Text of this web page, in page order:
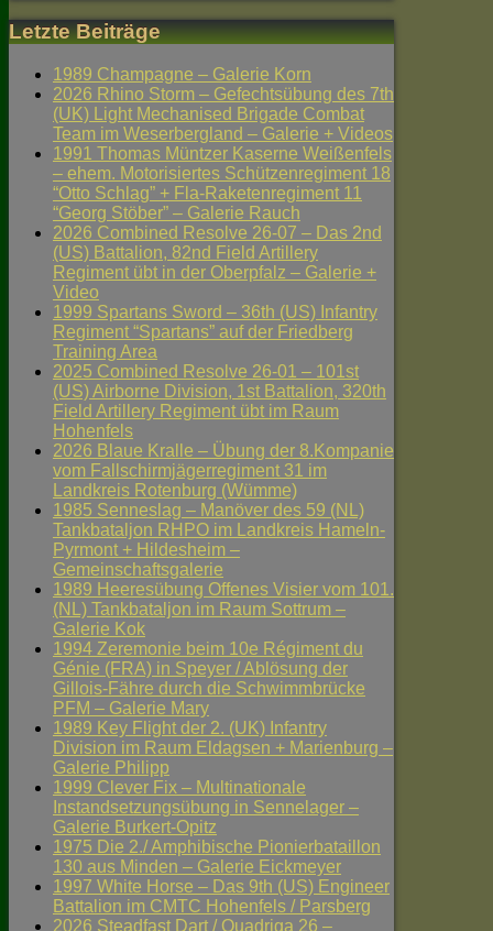
Letzte Beiträge
1989 Champagne – Galerie Korn
2026 Rhino Storm – Gefechtsübung des 7th
(UK) Light Mechanised Brigade Combat
Team im Weserbergland – Galerie + Videos
1991 Thomas Müntzer Kaserne Weißenfels
– ehem. Motorisiertes Schützenregiment 18
“Otto Schlag” + Fla-Raketenregiment 11
“Georg Stöber” – Galerie Rauch
2026 Combined Resolve 26-07 – Das 2nd
(US) Battalion, 82nd Field Artillery
Regiment übt in der Oberpfalz – Galerie +
Video
1999 Spartans Sword – 36th (US) Infantry
Regiment “Spartans” auf der Friedberg
Training Area
2025 Combined Resolve 26-01 – 101st
(US) Airborne Division, 1st Battalion, 320th
Field Artillery Regiment übt im Raum
Hohenfels
2026 Blaue Kralle – Übung der 8.Kompanie
vom Fallschirmjägerregiment 31 im
Landkreis Rotenburg (Wümme)
1985 Senneslag – Manöver des 59 (NL)
Tankbataljon RHPO im Landkreis Hameln-
Pyrmont + Hildesheim –
Gemeinschaftsgalerie
1989 Heeresübung Offenes Visier vom 101.
(NL) Tankbataljon im Raum Sottrum –
Galerie Kok
1994 Zeremonie beim 10e Régiment du
Génie (FRA) in Speyer / Ablösung der
Gillois-Fähre durch die Schwimmbrücke
PFM – Galerie Mary
1989 Key Flight der 2. (UK) Infantry
Division im Raum Eldagsen + Marienburg –
Galerie Philipp
1999 Clever Fix – Multinationale
Instandsetzungsübung in Sennelager –
Galerie Burkert-Opitz
1975 Die 2./ Amphibische Pionierbataillon
130 aus Minden – Galerie Eickmeyer
1997 White Horse – Das 9th (US) Engineer
Battalion im CMTC Hohenfels / Parsberg
2026 Steadfast Dart / Quadriga 26 –